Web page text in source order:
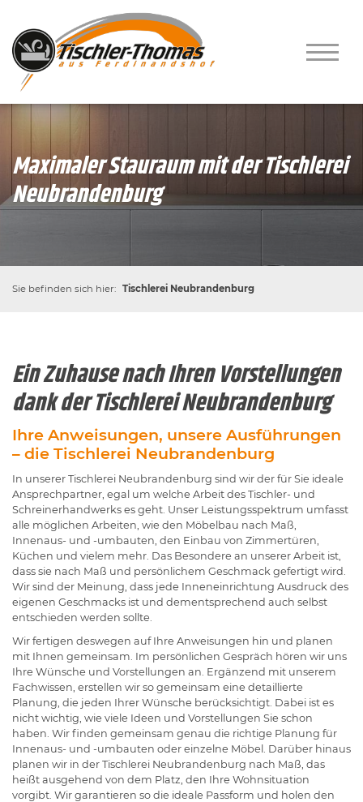
Maximaler Stauraum mit der Tischlerei
Neubrandenburg
Sie befinden sich hier: Tischlerei Neubrandenburg
Ein Zuhause nach Ihren Vorstellungen
dank der Tischlerei Neubrandenburg
Ihre Anweisungen, unsere Ausführungen
– die Tischlerei Neubrandenburg
In unserer Tischlerei Neubrandenburg sind wir der für Sie ideale
Ansprechpartner, egal um welche Arbeit des Tischler- und
Schreinerhandwerks es geht. Unser Leistungsspektrum umfasst
alle möglichen Arbeiten, wie den Möbelbau nach Maß,
Innenaus- und -umbauten, den Einbau von Zimmertüren,
Küchen und vielem mehr. Das Besondere an unserer Arbeit ist,
dass sie nach Maß und persönlichem Geschmack gefertigt wird.
Wir sind der Meinung, dass jede Inneneinrichtung Ausdruck des
eigenen Geschmacks ist und dementsprechend auch selbst
entschieden werden sollte.
Wir fertigen deswegen auf Ihre Anweisungen hin und planen
mit Ihnen gemeinsam. Im persönlichen Gespräch hören wir uns
Ihre Wünsche und Vorstellungen an. Ergänzend mit unserem
Fachwissen, erstellen wir so gemeinsam eine detaillierte
Planung, die jeden Ihrer Wünsche berücksichtigt. Dabei ist es
nicht wichtig, wie viele Ideen und Vorstellungen Sie schon
haben. Wir finden gemeinsam genau die richtige Planung für
Innenaus- und -umbauten oder einzelne Möbel. Darüber hinaus
planen wir in der Tischlerei Neubrandenburg nach Maß, das
heißt ausgehend von dem Platz, den Ihre Wohnsituation
vorgibt. Wir garantieren so die ideale Passform und holen den